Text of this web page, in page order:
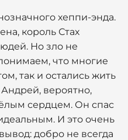
хеппи-энда.
король Стах
Но зло не
что многие
так и остались жить
вероятно,
сердцем. Он спас
И это очень
добро не всегда